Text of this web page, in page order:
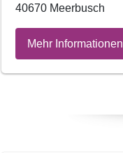
40670 Meerbusch
Mehr Informationen